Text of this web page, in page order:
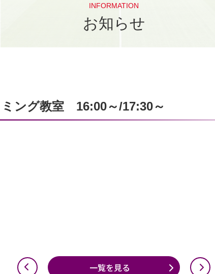
INFORMATION
お知らせ
ング教室 16:00～/17:30～
一覧を見る